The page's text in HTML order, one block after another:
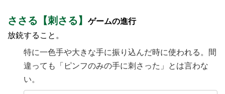
ささる【刺さる】 ゲームの進行
放銃すること。
特に一色手や大きな手に振り込んだ時に使われる。間
違っても「ピンフのみの手に刺さった」とは言わな
い。